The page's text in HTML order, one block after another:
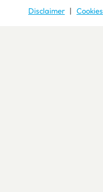
Disclaimer
Cookies